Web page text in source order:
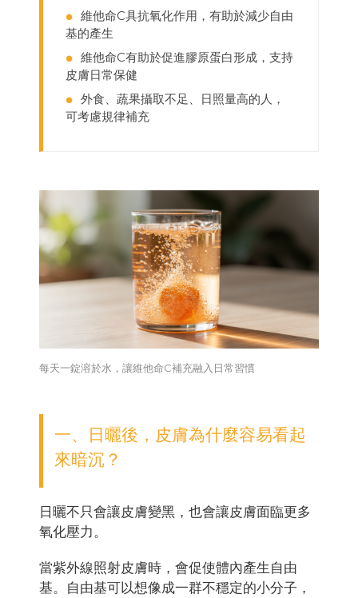
●
維他命C具抗氧化作用，有助於減少自由
基的產生
●
維他命C有助於促進膠原蛋白形成，支持
皮膚日常保健
●
外食、蔬果攝取不足、日照量高的人，
可考慮規律補充
每天一錠溶於水，讓維他命C補充融入日常習慣
一、日曬後，皮膚為什麼容易看起
來暗沉？
日曬不只會讓皮膚變黑，也會讓皮膚面臨更多
氧化壓力。
當紫外線照射皮膚時，會促使體內產生自由
基。自由基可以想像成一群不穩定的小分子，